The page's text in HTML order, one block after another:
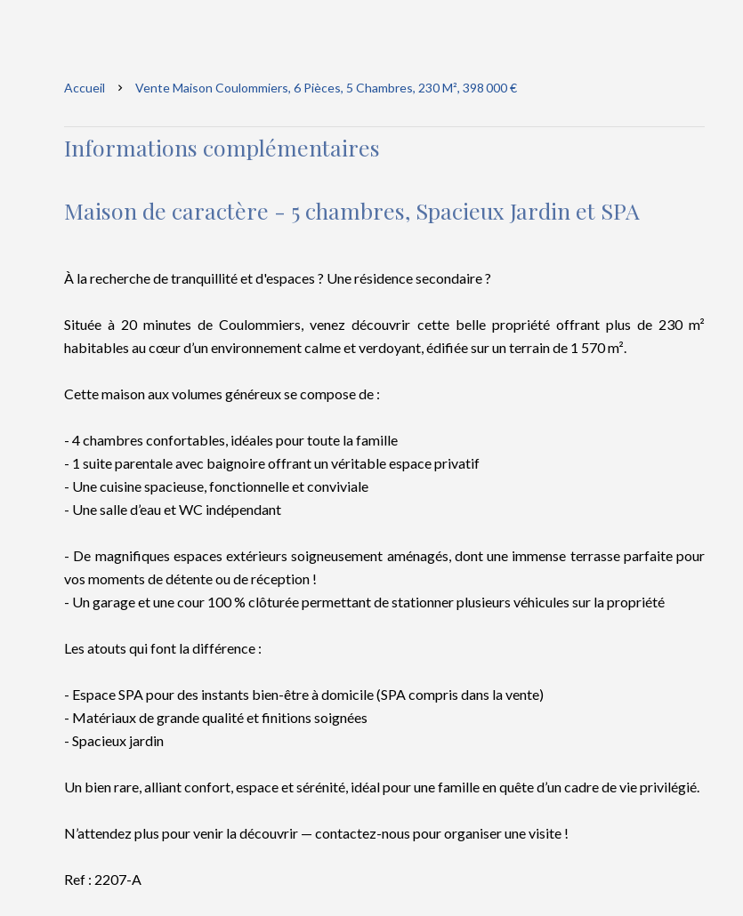
Accueil Vente Maison Coulommiers, 6 Pièces, 5 Chambres, 230 M², 398 000 €
Informations complémentaires
Maison de caractère - 5 chambres, Spacieux Jardin et SPA
À la recherche de tranquillité et d'espaces ? Une résidence secondaire ?
Située à 20 minutes de Coulommiers, venez découvrir cette belle propriété offrant plus de 230 m²
habitables au cœur d’un environnement calme et verdoyant, édifiée sur un terrain de 1 570 m².
Cette maison aux volumes généreux se compose de :
- 4 chambres confortables, idéales pour toute la famille
- 1 suite parentale avec baignoire offrant un véritable espace privatif
- Une cuisine spacieuse, fonctionnelle et conviviale
- Une salle d’eau et WC indépendant
- De magnifiques espaces extérieurs soigneusement aménagés, dont une immense terrasse parfaite pour
vos moments de détente ou de réception !
- Un garage et une cour 100 % clôturée permettant de stationner plusieurs véhicules sur la propriété
Les atouts qui font la différence :
- Espace SPA pour des instants bien-être à domicile (SPA compris dans la vente)
- Matériaux de grande qualité et finitions soignées
- Spacieux jardin
Un bien rare, alliant confort, espace et sérénité, idéal pour une famille en quête d’un cadre de vie privilégié.
N’attendez plus pour venir la découvrir — contactez-nous pour organiser une visite !
Ref : 2207-A